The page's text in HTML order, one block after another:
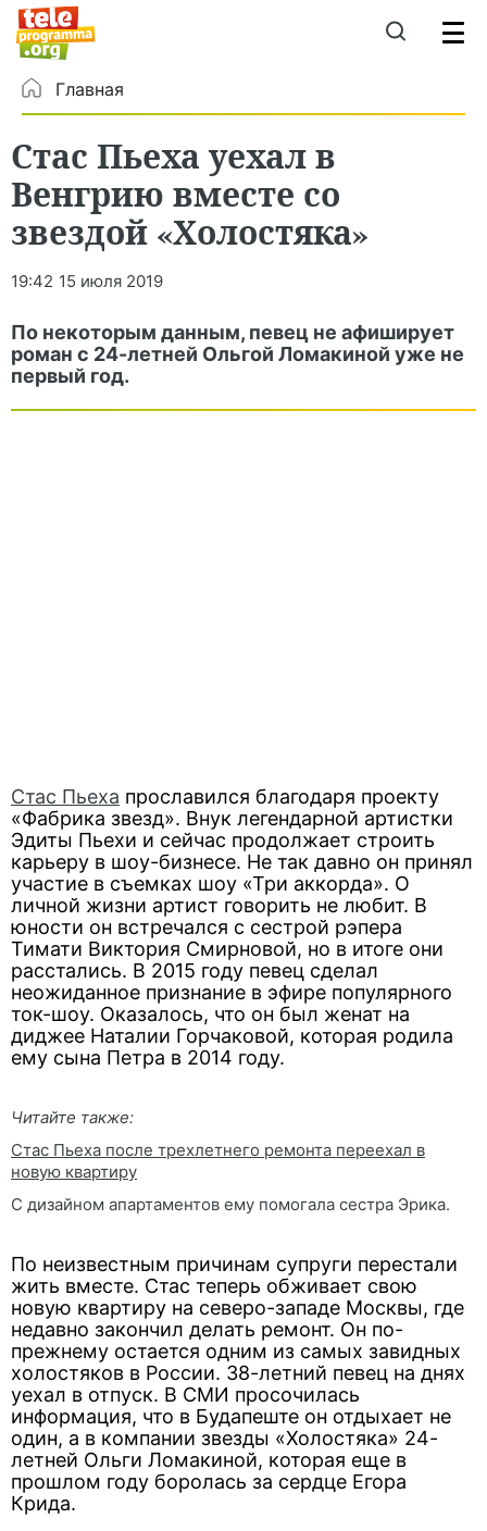
Главная
Стас Пьеха уехал в
Венгрию вместе со
звездой «Холостяка»
19:42 15 июля 2019
По некоторым данным, певец не афиширует
роман с 24-летней Ольгой Ломакиной уже не
первый год.
Стас Пьеха прославился благодаря проекту
«Фабрика звезд». Внук легендарной артистки
Эдиты Пьехи и сейчас продолжает строить
карьеру в шоу-бизнесе. Не так давно он принял
участие в съемках шоу «Три аккорда». О
личной жизни артист говорить не любит. В
юности он встречался с сестрой рэпера
Тимати Виктория Смирновой, но в итоге они
расстались. В 2015 году певец сделал
неожиданное признание в эфире популярного
ток-шоу. Оказалось, что он был женат на
диджее Наталии Горчаковой, которая родила
ему сына Петра в 2014 году.
Читайте также:
Стас Пьеха после трехлетнего ремонта переехал в
новую квартиру
С дизайном апартаментов ему помогала сестра Эрика.
По неизвестным причинам супруги перестали
жить вместе. Стас теперь обживает свою
новую квартиру на северо-западе Москвы, где
недавно закончил делать ремонт. Он по-
прежнему остается одним из самых завидных
холостяков в России. 38-летний певец на днях
уехал в отпуск. В СМИ просочилась
информация, что в Будапеште он отдыхает не
один, а в компании звезды «Холостяка» 24-
летней Ольги Ломакиной, которая еще в
прошлом году боролась за сердце Егора
Крида.